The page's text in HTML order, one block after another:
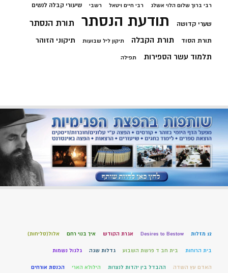
רבי ברוך שלום הלוי אשלג רבי חיים ויטאל רשבי שיעורי קבלה לנשים
שערי קדושה תודעת הנסתר תורת הנסתר
תורת הסוד תורת הקבלה תיקון ליל שבועות תיקוני הזוהר
תלמוד עשר הספירות תפילה
12 מזלות Desires to Bestow אגרת הקודש איך בנוי רחם אלול(סליחות)
בית הרוחות בית חב ד פרשת השבוע גדלות שגה גלגול נשמות
האדם עץ השדה ההבדל בין יהדות לנצרות הילולא הארי הכנסת אורחים